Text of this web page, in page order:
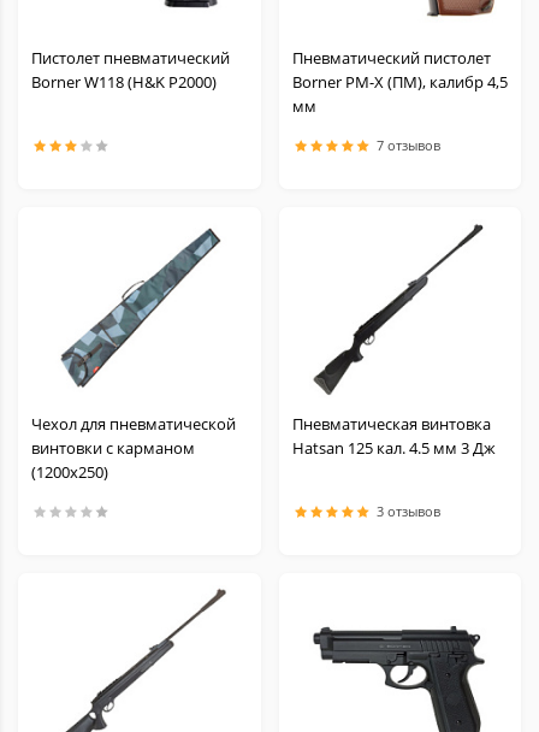
Пистолет пневматический
Borner W118 (H&K P2000)
Пневматический пистолет
Borner PM-X (ПМ), калибр 4,5
мм
7 отзывов
Чехол для пневматической
винтовки с карманом
(1200x250)
Пневматическая винтовка
Hatsan 125 кал. 4.5 мм 3 Дж
3 отзывов